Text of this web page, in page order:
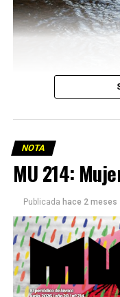
Este número 215 de
podría ser una frase:
NOTA
MU 214:
Publicada hace 2 meses